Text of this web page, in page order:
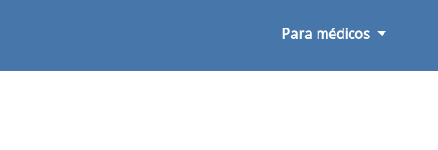
Para médicos